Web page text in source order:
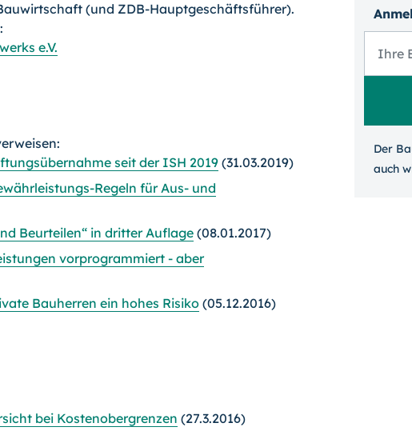
(und ZDB-Hauptgeschäftsführer).
e.V.
seit der ISH 2019 (31.03.2019)
Regeln für Aus- und
Beurteilen“ in dritter Auflage (08.01.2017)
vorprogrammiert - aber
Bauherren ein hohes Risiko (05.12.2016)
bei Kostenobergrenzen (27.3.2016)
Der
auch